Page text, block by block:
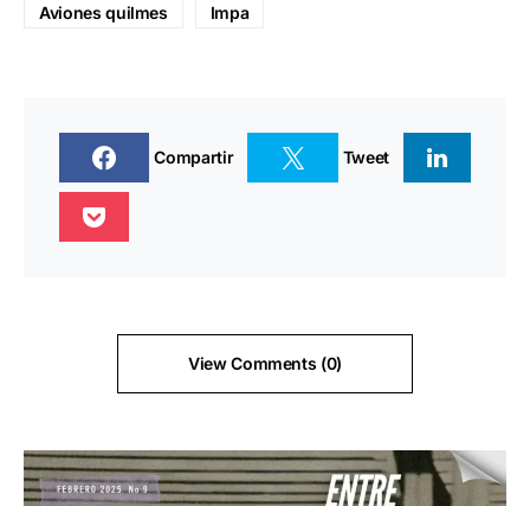
Aviones quilmes Impa
Compartir Tweet
View Comments (0)